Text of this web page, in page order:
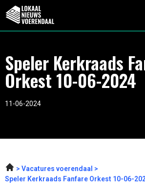
Speler Kerkraads
Orkest 10-06-2024
11-06-2024
Vacatures voerendaal
Speler Kerkraads Fanfare Orkest 10-06-